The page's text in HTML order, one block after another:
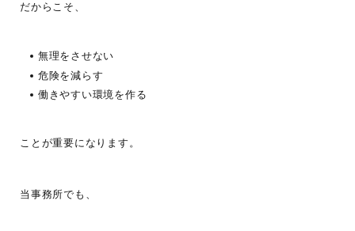
だからこそ、
無理をさせない
危険を減らす
働きやすい環境を作る
ことが重要になります。
当事務所でも、